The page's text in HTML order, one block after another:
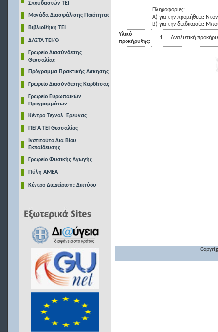
Σπουδαστών ΤΕΙ
Μονάδα Διασφάλισης Ποιότητας
Βιβλιοθήκη ΤΕΙ
ΔΑΣΤΑ ΤΕΙ/Θ
Γραφείο Διασύνδεσης
Θεσσαλίας
Πρόγραμμα Πρακτικής Ασκησης
Γραφείο Διασύνδεσης Καρδίτσας
Γραφείο Ευρωπαικών
Προγραμμάτων
Κέντρο Τεχνολ. Έρευνας
ΠΕΓΑ ΤΕΙ Θεσσαλίας
Ινστιτούτο Δια Βίου
Εκπαίδευσης
Γραφείο Φυσικής Αγωγής
Πύλη ΑΜΕΑ
Κέντρο Διαχείρισης Δικτύου
Πληροφορίες:
Α) για την προμήθεια:
Β) για την διαδικασία:
Υλικό
προκήρυξης:
1. Αναλυτική